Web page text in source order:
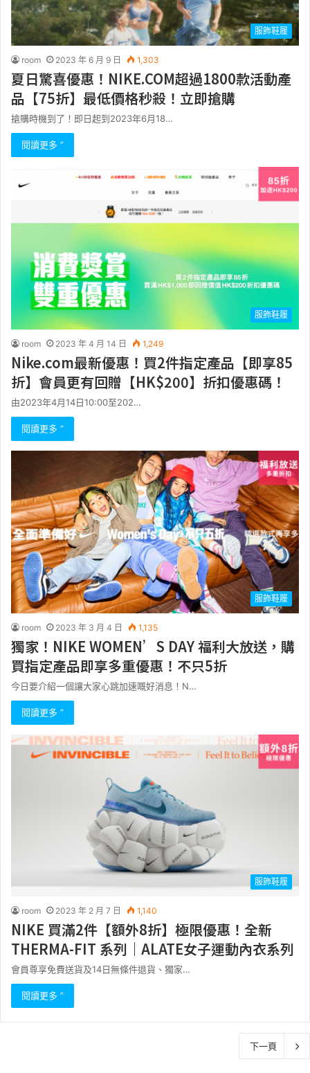
服飾鞋履
room 2023 年 6 月 9 日 1,303
夏日驚喜優惠！NIKE.COM超過1800款活動產
品【75折】最低價格秒殺！立即搶購
搶購時機到了！即日起到2023年6月18…
閱讀更多 ”
服飾鞋履
room 2023 年 4 月 14 日 1,249
Nike.com最新優惠！買2件指定產品【即享85
折】會員更有回贈【HK$200】折扣優惠碼！
由2023年4月14日10:00至202…
閱讀更多 ”
服飾鞋履
room 2023 年 3 月 4 日 1,135
獨家！NIKE WOMEN’S DAY 福利大放送，購
買指定產品即享多重優惠！不只5折
今日要介紹一個讓大家心跳加速嘅好消息！N…
閱讀更多 ”
服飾鞋履
room 2023 年 2 月 7 日 1,140
NIKE 買滿2件【額外8折】極限優惠！全新
THERMA-FIT 系列｜ALATE女子運動內衣系列
會員尊享免費送貨及14日無條件退貨、獨家…
閱讀更多 ”
下一頁